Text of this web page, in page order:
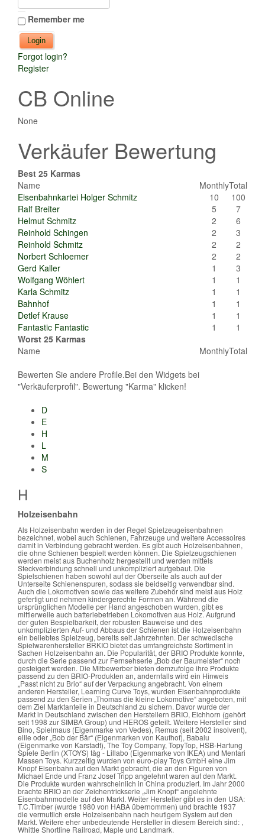
Remember me
Forgot login?
Register
CB Online
None
Verkäufer Bewertung
Best 25 Karmas
Name
MonthlyTotal
Eisenbahnkartei Holger Schmitz
10
100
Ralf Breiter
5
7
Helmut Schmitz
2
6
Reinhold Schingen
2
3
Reinhold Schmitz
2
2
Norbert Schloemer
2
2
Gerd Kaller
1
3
Wolfgang Wöhlert
1
1
Karla Schmitz
1
1
Bahnhof
1
1
Detlef Krause
1
1
Fantastic Fantastic
1
1
Worst 25 Karmas
Name
MonthlyTotal
Bewerten Sie andere Profile.Bei den Widgets bei
"Verkäuferprofil". Bewertung "Karma" klicken!
D
E
H
L
M
S
H
Holzeisenbahn
Als Holzeisenbahn werden in der Regel Spielzeugeisenbahnen
bezeichnet, wobei auch Schienen, Fahrzeuge und weitere Accessoires
damit in Verbindung gebracht werden. Es gibt auch Holzeisenbahnen,
die ohne Schienen bespielt werden können. Die Spielzeugschienen
werden meist aus Buchenholz hergestellt und werden mittels
Steckverbindung schnell und unkompliziert aufgebaut. Die
Spielschienen haben sowohl auf der Oberseite als auch auf der
Unterseite Schienenspuren, sodass sie beidseitig verwendbar sind.
Auch die Lokomotiven sowie das weitere Zubehör sind meist aus Holz
gefertigt und nehmen kindergerechte Formen an. Während die
ursprünglichen Modelle per Hand angeschoben wurden, gibt es
mittlerweile auch batteriebetrieben Lokomotiven aus Holz. Aufgrund
der guten Bespielbarkeit, der robusten Bauweise und des
unkomplizierten Auf- und Abbaus der Schienen ist die Holzeisenbahn
ein beliebtes Spielzeug, bereits seit Jahrzehnten. Der schwedische
Spielwarenhersteller BRKIO bietet das umfangreichste Sortiment in
Sachen Holzeisenbahn an. Die Popularität, der BRIO Produkte konnte,
durch die Serie passend zur Fernsehserie „Bob der Baumeister“ noch
gesteigert werden. Die Mitbewerber bieten demzufolge ihre Produkte
passend zu den BRIO-Produkten an, andernfalls wird ein Hinweis
„Passt nicht zu Brio“ auf der Verpackung angebracht. Von einem
anderen Hersteller, Learning Curve Toys, wurden Eisenbahnprodukte
passend zu den Serien „Thomas die kleine Lokomotive“ angeboten, mit
dem Ziel Marktanteile in Deutschland zu sichern. Davor wurde der
Markt in Deutschland zwischen den Herstellern BRIO, Eichhorn (gehört
seit 1998 zur SIMBA Group) und HEROS geteilt. Weitere Hersteller sind
Bino, Spielmaus (Eigenmarke von Vedes), Remus (seit 2002 insolvent),
elile oder „Bob der Bär“ (Eigenmarken von Kaufhof), Babalu
(Eigenmarke von Karstadt), The Toy Company, TopyTop, HSB-Hartung
Spiele Berlin (XTOYS) tåg - Lillabo (Eigenmarke von IKEA) und Mentari
Massen Toys. Kurzzeitig wurden von euro-play Toys GmbH eine Jim
Knopf Eisenbahn auf den Markt gebracht, die an den Figuren von
Michael Ende und Franz Josef Tripp angelehnt waren auf den Markt.
Die Produkte wurden wahrscheinlich in China produziert. Im Jahr 2000
brachte BRIO an der Zeichentrickserie „Jim Knopf“ angelehnte
Eisenbahnmodelle auf den Markt. Weiter Hersteller gibt es in den USA:
T.C.Timber (wurde 1980 von HABA übernommen) und brachte 1937
die vermutlich erste Holzeisenbahn nach heutigem System auf den
Markt. Weitere eher unbedeutende Hersteller in diesem Bereich sind: ,
Whittle Shortline Railroad, Maple und Landmark.